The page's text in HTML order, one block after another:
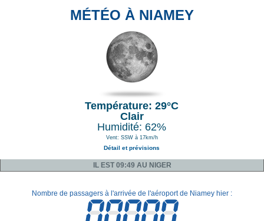
MÉTÉO À NIAMEY
Température: 29°C
Clair
Humidité: 62%
Vent: SSW à 17km/h
Détail et prévisions
IL EST 09:49 AU NIGER
Nombre de passagers à l'arrivée de l'aéroport de Niamey hier :